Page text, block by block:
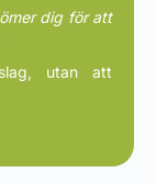
dig för att
utan att